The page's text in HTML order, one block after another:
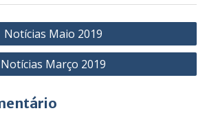
Notícias Maio 2019
Notícias Março 2019